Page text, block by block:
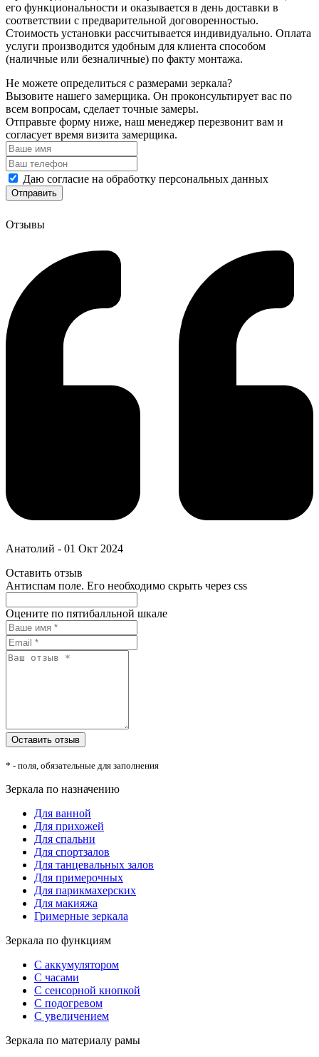
его функциональности и оказывается в день доставки в
соответствии с предварительной договоренностью.
Стоимость установки рассчитывается индивидуально. Оплата
услуги производится удобным для клиента способом
(наличные или безналичные) по факту монтажа.
Не можете определиться с размерами зеркала?
Вызовите нашего замерщика. Он проконсультирует вас по
всем вопросам, сделает точные замеры.
Отправьте форму ниже, наш менеджер перезвонит вам и
согласует время визита замерщика.
Даю согласие на обработку персональных данных
Отзывы
Анатолий - 01 Окт 2024
Оставить отзыв
Антиспам поле. Его необходимо скрыть через css
Оцените по пятибалльной шкале
* - поля, обязательные для заполнения
Зеркала по назначению
Для ванной
Для прихожей
Для спальни
Для спортзалов
Для танцевальных залов
Для примерочных
Для парикмахерских
Для макияжа
Гримерные зеркала
Зеркала по функциям
С аккумулятором
С часами
С сенсорной кнопкой
С подогревом
С увеличением
Зеркала по материалу рамы